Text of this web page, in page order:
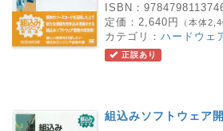
ISBN：
定価： 2,640円 （本体
カテゴリ： ハードウェ
正誤あり
組込みソフトウェア